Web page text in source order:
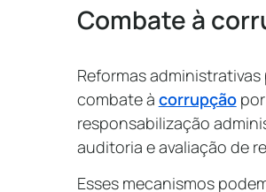
Combate à
Reformas
combate à corrupçãopor
responsabilização
auditoria e avaliação de
Esses mecanismos